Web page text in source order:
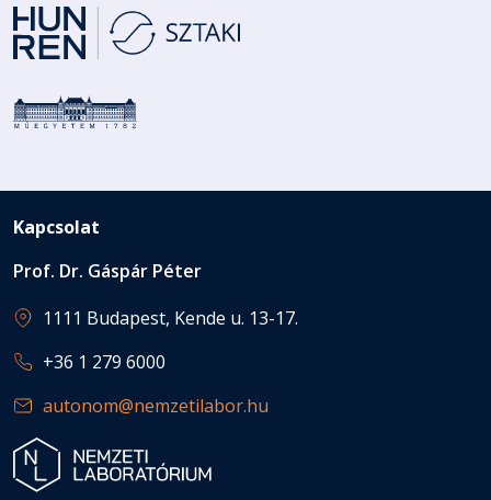
Kapcsolat
Prof. Dr. Gáspár Péter
1111 Budapest, Kende u. 13-17.
+36 1 279 6000
autonom@nemzetilabor.hu